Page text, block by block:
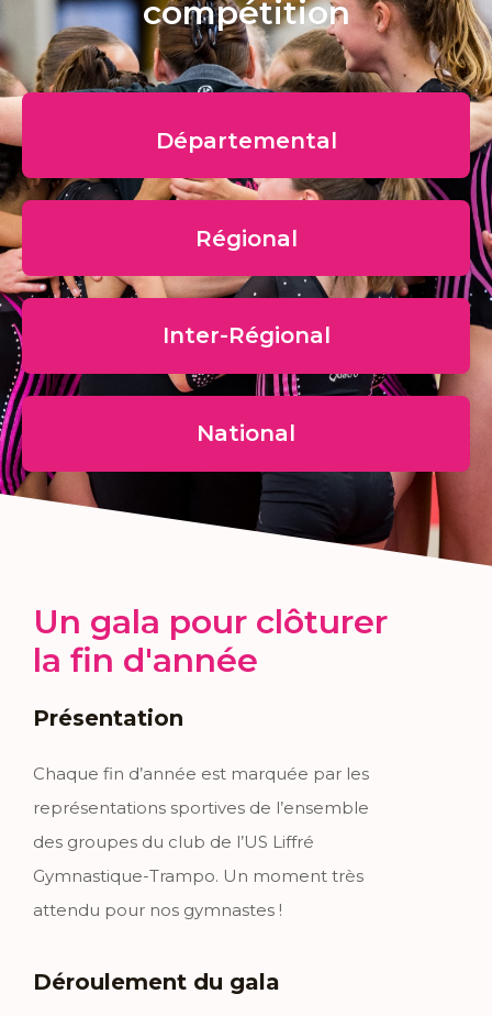
compétition
Départemental
Régional
Inter-Régional
National
Un gala pour clôturer
la fin d'année
Présentation
Chaque fin d’année est marquée par les
représentations sportives de l’ensemble
des groupes du club de l’US Liffré
Gymnastique-Trampo. Un moment très
attendu pour nos gymnastes !
Déroulement du gala